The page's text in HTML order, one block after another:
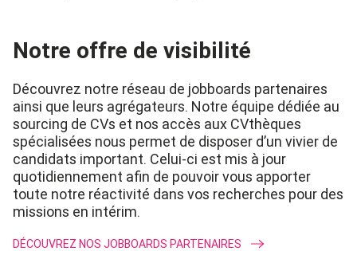
Notre offre de visibilité
Découvrez notre réseau de jobboards partenaires
ainsi que leurs agrégateurs. Notre équipe dédiée au
sourcing de CVs et nos accès aux CVthèques
spécialisées nous permet de disposer d’un vivier de
candidats important. Celui-ci est mis à jour
quotidiennement afin de pouvoir vous apporter
toute notre réactivité dans vos recherches pour des
missions en intérim.
DÉCOUVREZ NOS JOBBOARDS PARTENAIRES